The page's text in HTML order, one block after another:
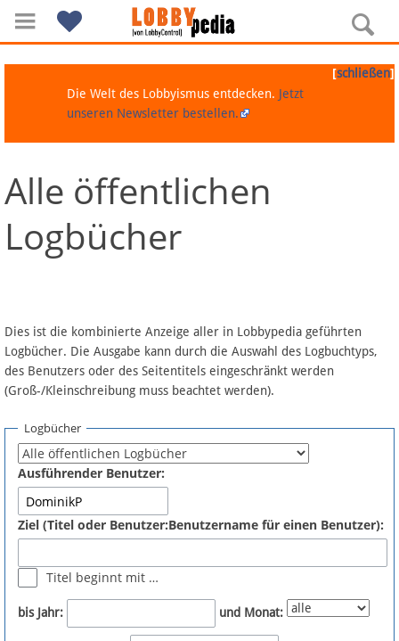
Navigation
Über Lobbypedia
Artikel nach Kategorien
FAQ
Fördermitglied werden
Fehler melden
Newsletter
[schließen]
Die Welt des Lobbyismus entdecken. Jetzt
unseren Newsletter bestellen.
Alle öffentlichen
Logbücher
Dies ist die kombinierte Anzeige aller in Lobbypedia geführten
Logbücher. Die Ausgabe kann durch die Auswahl des Logbuchtyps,
des Benutzers oder des Seitentitels eingeschränkt werden
(Groß-/Kleinschreibung muss beachtet werden).
Logbücher
Ausführender Benutzer:
Ziel (Titel oder Benutzer:Benutzername für einen Benutzer):
Titel beginnt mit …
bis Jahr: und Monat: